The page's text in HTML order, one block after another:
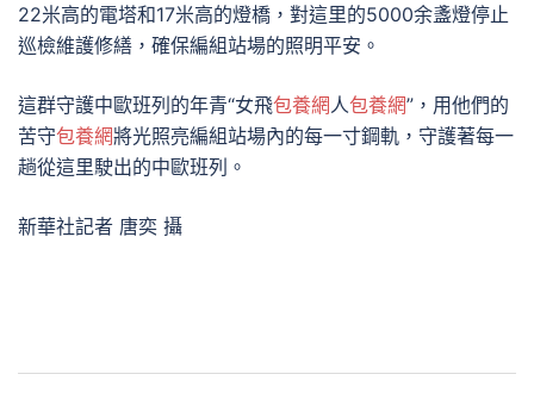
22米高的電塔和17米高的燈橋，對這里的5000余盞燈停止
巡檢維護修繕，確保編組站場的照明平安。
這群守護中歐班列的年青“女飛包養網人包養網”，用他們的
苦守包養網將光照亮編組站場內的每一寸鋼軌，守護著每一
趟從這里駛出的中歐班列。
新華社記者 唐奕 攝